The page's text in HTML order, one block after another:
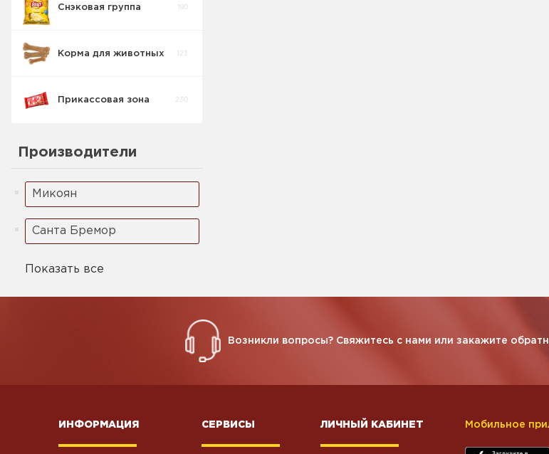
Снэковая группа 190
Чипсы и снеки
Корма для животных 123
Прикассовая зона 230
Производители
Микоян
Санта Бремор
Показать все
Возникли вопросы? Свяжитесь с нами или закажите
ИНФОРМАЦИЯ СЕРВИСЫ ЛИЧНЫЙ КАБИНЕТ Мобильное